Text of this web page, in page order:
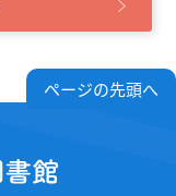
ページの先頭へ